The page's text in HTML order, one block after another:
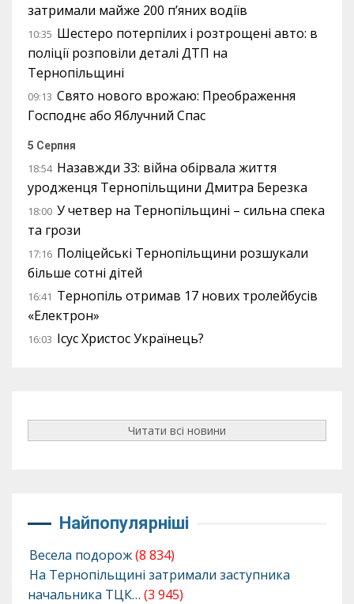
затримали майже 200 п’яних водіїв
10:35 Шестеро потерпілих і розтрощені авто: в
поліції розповіли деталі ДТП на
Тернопільщині
09:13 Свято нового врожаю: Преображення
Господнє або Яблучний Спас
5 Серпня
18:54 Назавжди 33: війна обірвала життя
уродженця Тернопільщини Дмитра Березка
18:00 У четвер на Тернопільщині – сильна спека
та грози
17:16 Поліцейські Тернопільщини розшукали
більше сотні дітей
16:41 Тернопіль отримав 17 нових тролейбусів
«Електрон»
16:03 Ісус Христос Українець?
Читати всі новини
Найпопулярніші
Весела подорож(8 834)
На Тернопільщині затримали заступника
начальника ТЦК… (3 945)